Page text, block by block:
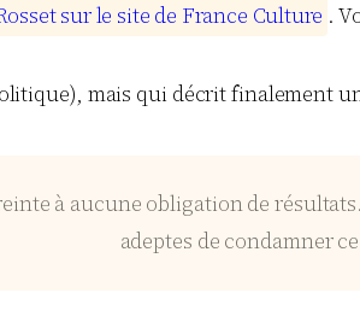
ossetsurle site de France Culture .
mais qui décrit finalement
à aucune obligation de
adeptes de condamner